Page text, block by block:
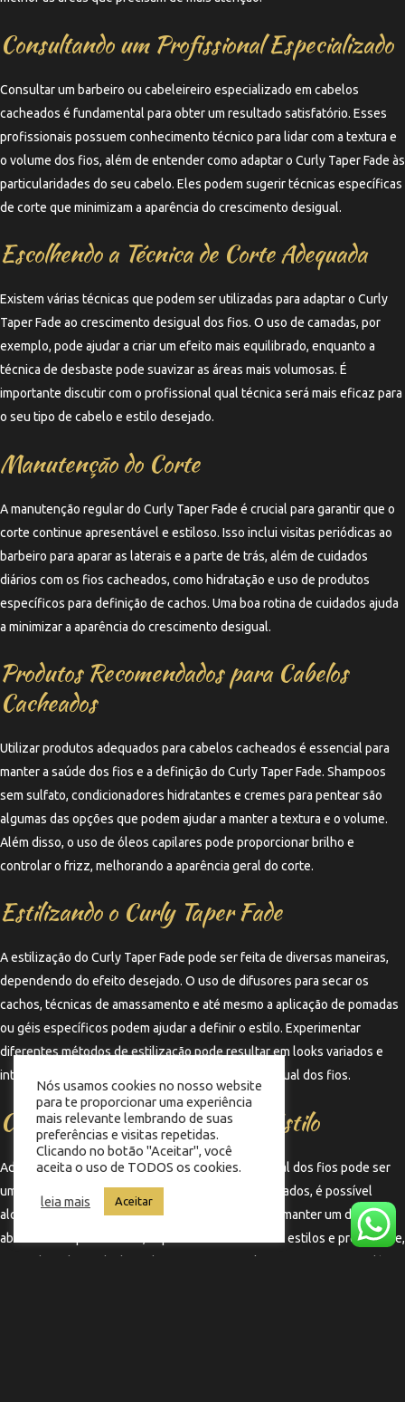
Consultando um Profissional Especializado
Consultar um barbeiro ou cabeleireiro especializado em cabelos
cacheados é fundamental para obter um resultado satisfatório. Esses
profissionais possuem conhecimento técnico para lidar com a textura e
o volume dos fios, além de entender como adaptar o Curly Taper Fade às
particularidades do seu cabelo. Eles podem sugerir técnicas específicas
de corte que minimizam a aparência do crescimento desigual.
Escolhendo a Técnica de Corte Adequada
Existem várias técnicas que podem ser utilizadas para adaptar o Curly
Taper Fade ao crescimento desigual dos fios. O uso de camadas, por
exemplo, pode ajudar a criar um efeito mais equilibrado, enquanto a
técnica de desbaste pode suavizar as áreas mais volumosas. É
importante discutir com o profissional qual técnica será mais eficaz para
o seu tipo de cabelo e estilo desejado.
Manutenção do Corte
A manutenção regular do Curly Taper Fade é crucial para garantir que o
corte continue apresentável e estiloso. Isso inclui visitas periódicas ao
barbeiro para aparar as laterais e a parte de trás, além de cuidados
diários com os fios cacheados, como hidratação e uso de produtos
específicos para definição de cachos. Uma boa rotina de cuidados ajuda
a minimizar a aparência do crescimento desigual.
Produtos Recomendados para Cabelos
Cacheados
Utilizar produtos adequados para cabelos cacheados é essencial para
manter a saúde dos fios e a definição do Curly Taper Fade. Shampoos
sem sulfato, condicionadores hidratantes e cremes para pentear são
algumas das opções que podem ajudar a manter a textura e o volume.
Além disso, o uso de óleos capilares pode proporcionar brilho e
controlar o frizz, melhorando a aparência geral do corte.
Estilizando o Curly Taper Fade
A estilização do Curly Taper Fade pode ser feita de diversas maneiras,
dependendo do efeito desejado. O uso de difusores para secar os
cachos, técnicas de amassamento e até mesmo a aplicação de pomadas
ou géis específicos podem ajudar a definir o estilo. Experimentar
diferentes métodos de estilização pode resultar em looks variados e
interessantes, adaptando-se ao crescimento desigual dos fios.
Considerações Finais sobre o Estilo
Adaptar o Curly Taper Fade ao crescimento desigual dos fios pode ser
um desafio, mas com as técnicas e cuidados adequados, é possível
alcançar um resultado satisfatório. O importante é manter um diálogo
aberto com o profissional, experimentar diferentes estilos e produtos, e,
Nós usamos cookies no nosso website
para te proporcionar uma experiência
mais relevante lembrando de suas
preferências e visitas repetidas.
Clicando no botão "Aceitar", você
aceita o uso de TODOS os cookies.
leia mais Aceitar